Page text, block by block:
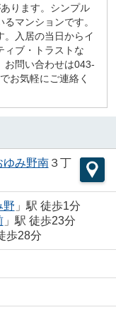
ります。シンプル
マンションです。
。入居の当日からイ
ィブ・トラストな
お問い合わせは043-
お気軽にご連絡く
ゆみ野南３丁
野 」駅 徒歩1分
」駅 徒歩23分
歩28分